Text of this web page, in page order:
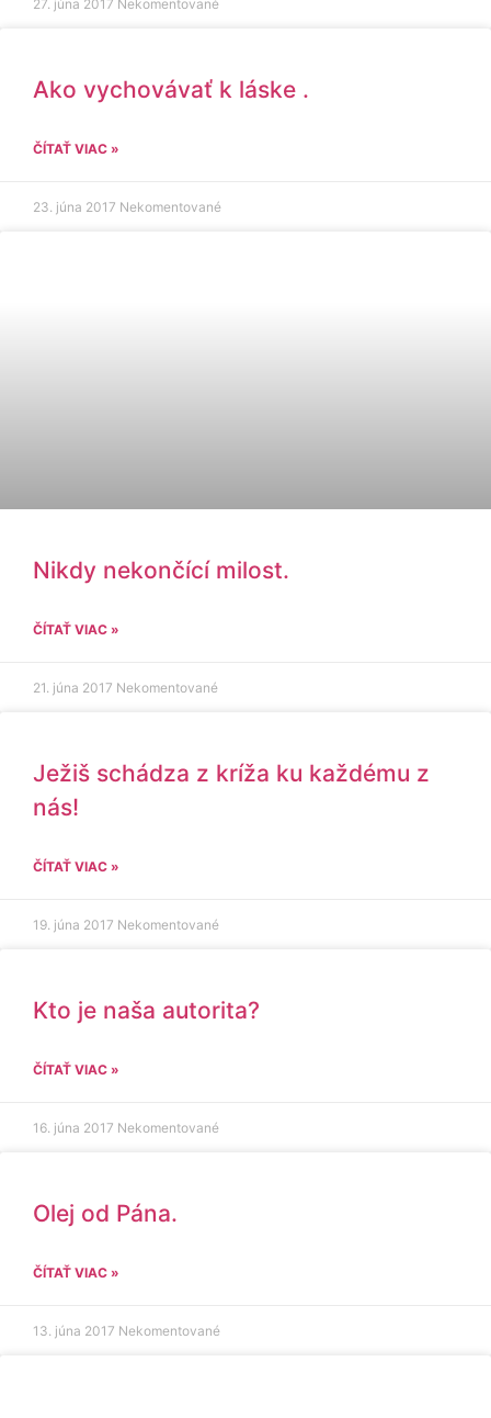
27. júna 2017 Nekomentované
Ako vychovávať k láske .
ČÍTAŤ VIAC »
23. júna 2017 Nekomentované
Nikdy nekončící milost.
ČÍTAŤ VIAC »
21. júna 2017 Nekomentované
Ježiš schádza z kríža ku každému z
nás!
ČÍTAŤ VIAC »
19. júna 2017 Nekomentované
Kto je naša autorita?
ČÍTAŤ VIAC »
16. júna 2017 Nekomentované
Olej od Pána.
ČÍTAŤ VIAC »
13. júna 2017 Nekomentované